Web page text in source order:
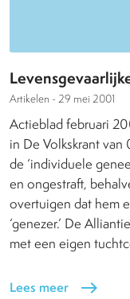
Artikelen - 29 mei 2001
Actieblad februari
in De Volkskrant
de ‘individuele
en ongestraft,
overtuigen dat hem
‘genezer.’ De
met een eigen
Lees meer east